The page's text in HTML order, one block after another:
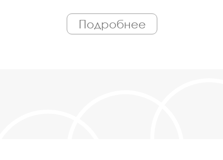
работает только квалифицированный
персонал. Поэтому Вы всегда можете
рассчитывать на исключительно высокую
Подробнее